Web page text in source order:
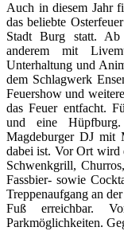
Auch in diesem Jahr
das beliebte
Stadt Burg statt.
anderem mit
Unterhaltung und
dem Schlagwerk
Feuershow und
das Feuer entfacht.
und eine
Magdeburger DJ mit
dabei ist. Vor Ort wird
Schwenkgrill,
Fassbier- sowie
Treppenaufgang an
Fuß erreichbar.
Parkmöglichkeiten.